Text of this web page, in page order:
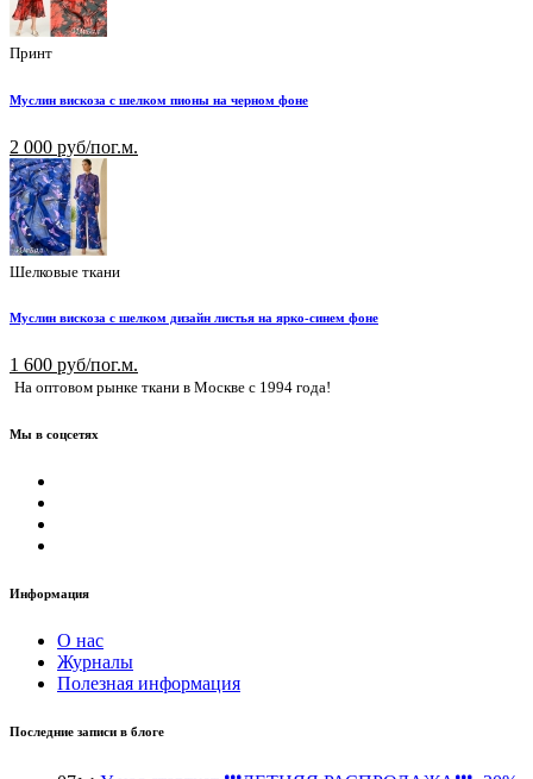
Принт
Муслин вискоза с шелком пионы на черном фоне
2 000 руб/пог.м.
Шелковые ткани
Муслин вискоза с шелком дизайн листья на ярко-синем фоне
1 600 руб/пог.м.
На оптовом рынке ткани в Москве с 1994 года!
Мы в соцсетях
Информация
О нас
Журналы
Полезная информация
Последние записи в блоге